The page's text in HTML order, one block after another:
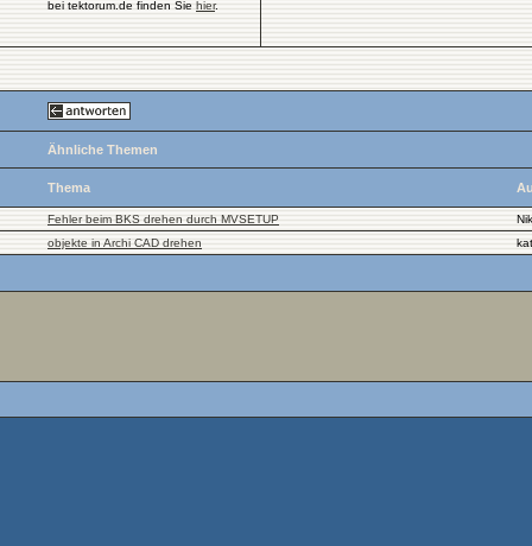
bei tektorum.de finden Sie hier.
Ähnliche Themen
Thema
Fehler beim BKS drehen durch MVSETUP
objekte in Archi CAD drehen